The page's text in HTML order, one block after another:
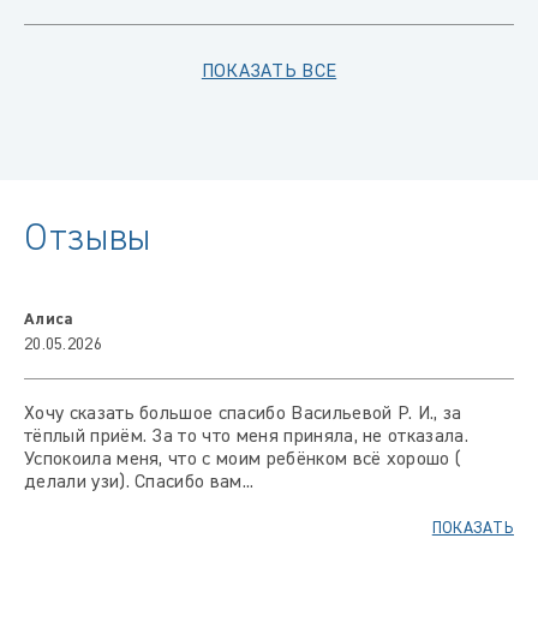
ПОКАЗАТЬ ВСЕ
Отзывы
Алиса
20.05.2026
Хочу сказать большое спасибо Васильевой Р. И., за
тёплый приём. За то что меня приняла, не отказала.
Успокоила меня, что с моим ребёнком всё хорошо (
делали узи). Спасибо вам...
ПОКАЗАТЬ